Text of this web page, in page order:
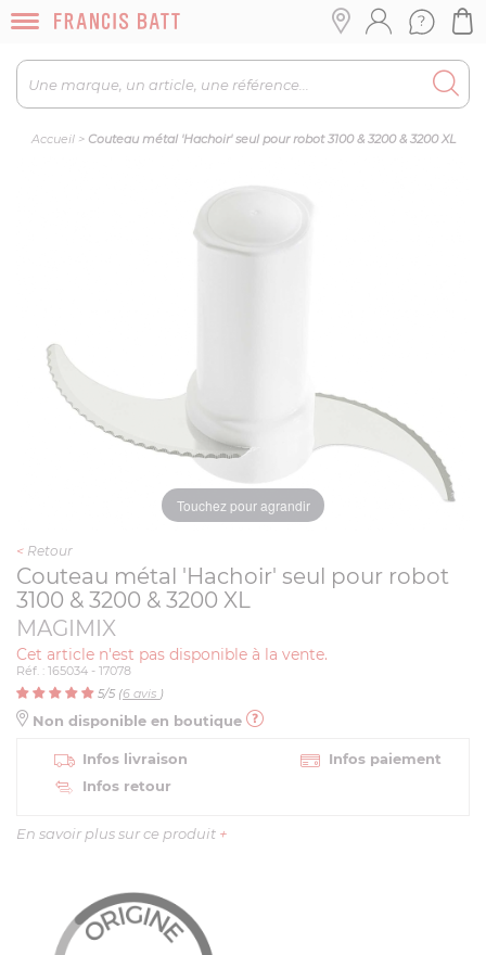
Accueil> Couteau métal 'Hachoir' seul pour robot 3100 & 3200 & 3200 XL
Touchez pour agrandir
< Retour
Couteau métal 'Hachoir' seul pour robot
3100 & 3200 & 3200 XL
MAGIMIX
Cet article n'est pas disponible à la vente.
Réf. : 165034 - 17078
5/5 (6 avis )
Non disponible en boutique
Infos livraison
Infos paiement
Infos retour
En savoir plus sur ce produit +